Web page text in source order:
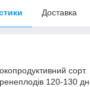
Доставка
сорт.
120-130